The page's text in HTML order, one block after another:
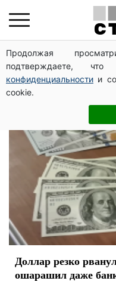
Продолжая
подтверждаете,
конфиденциальности и
cookie.
Минфин
Доллар резко
ошарашил даже